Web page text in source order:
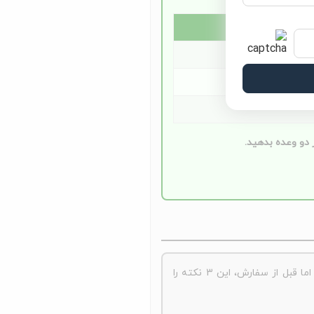
وعده بدهید.
خرید اینترنتی غذای گربه جوسرا ماهی راهی آسان برای تغذیه باکیفیت پت شماست. این غذا با طعم ماهی، سرشار از پروتئین و امگا 3 است. اما قبل از سفارش، این 3 نکته را